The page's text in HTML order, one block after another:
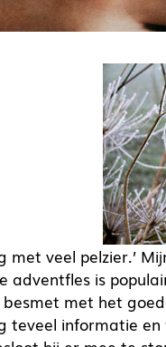
met veel pelzier.’
adventfles is
met het
teveel informatie en